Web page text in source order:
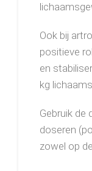
Ook bij
positieve
en
kg
Gebruik de
doseren
zowel op